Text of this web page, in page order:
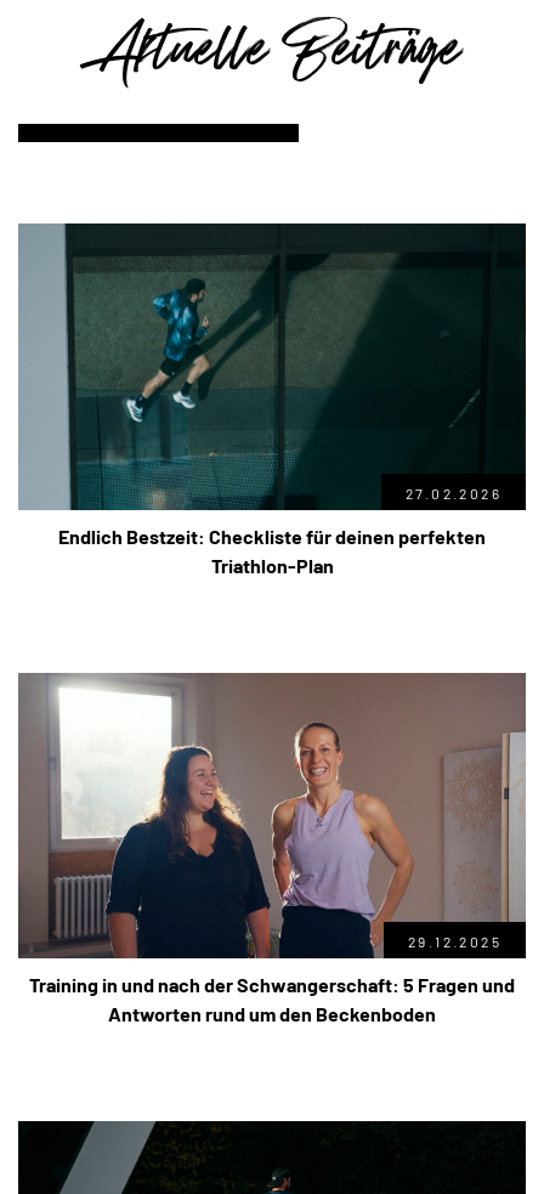
Aktuelle Beiträge
27.02.2026
Endlich Bestzeit: Checkliste für deinen perfekten
Triathlon-Plan
29.12.2025
Training in und nach der Schwangerschaft: 5 Fragen und
Antworten rund um den Beckenboden